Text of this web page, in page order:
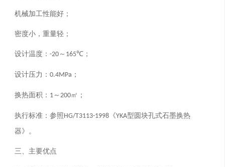
机械加工性能好；
密度小，重量轻；
设计温度：-20 ～ 165℃；
设计压力：0.4MPa ；
换热面积： 1 ～200㎡；
执行标准：参照HG/T3113-1998 《YKA型圆块孔式石墨换热
器》。
三、主要优点